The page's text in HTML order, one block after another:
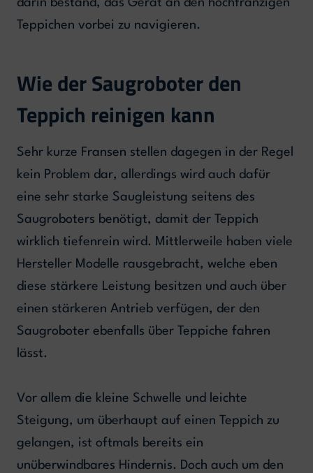
darin bestand, das Gerät an den hochfranzigen
Teppichen vorbei zu navigieren.
Wie der Saugroboter den
Teppich reinigen kann
Sehr kurze Fransen stellen dagegen in der Regel
kein Problem dar, allerdings wird auch dafür
eine sehr starke Saugleistung seitens des
Saugroboters benötigt, damit der Teppich
wirklich tiefenrein wird. Mittlerweile haben viele
Hersteller Modelle rausgebracht, welche eben
diese stärkere Leistung besitzen und auch über
einen stärkeren Antrieb verfügen, der den
Saugroboter ebenfalls über Teppiche fahren
lässt.
Vor allem die kleine Schwelle und leichte
Steigung, um überhaupt auf einen Teppich zu
gelangen, ist oftmals bereits ein
unüberwindbares Hindernis. Doch auch um den